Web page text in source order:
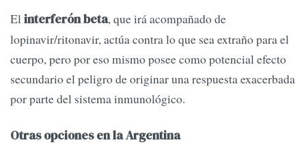
Elinterferón beta, que irá acompañado de
lopinavir/ritonavir, actúa contra lo que sea extraño para el
cuerpo, pero por eso mismo posee como potencial efecto
secundario el peligro de originar una respuesta exacerbada
por parte del sistema inmunológico.
Otras opciones en la Argentina